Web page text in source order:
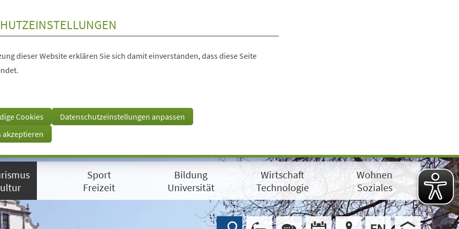
dieser Website erklären Sie sich damit einverstanden, dass diese Seite
Cookies
Datenschutzeinstellungen anpassen
akzeptieren
Sport
Freizeit
Bildung
Universität
Wirtschaft
Technologie
Wohnen
Soziales